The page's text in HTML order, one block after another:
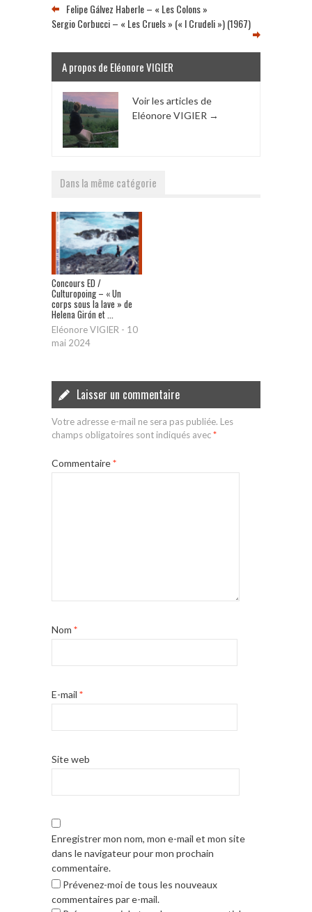
Felipe Gálvez Haberle – « Les Colons »
Sergio Corbucci – « Les Cruels » (« I Crudeli ») (1967)
A propos de Eléonore VIGIER
Voir les articles de
Eléonore VIGIER →
Dans la même catégorie
Concours ED /
Culturopoing – « Un
corps sous la lave » de
Helena Girón et ...
Eléonore VIGIER - 10
mai 2024
Laisser un commentaire
Votre adresse e-mail ne sera pas publiée. Les
champs obligatoires sont indiqués avec*
Commentaire*
Nom *
E-mail *
Site web
Enregistrer mon nom, mon e-mail et mon site
dans le navigateur pour mon prochain
commentaire.
Prévenez-moi de tous les nouveaux
commentaires par e-mail.